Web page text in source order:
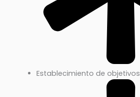
Establecimiento de objetivos